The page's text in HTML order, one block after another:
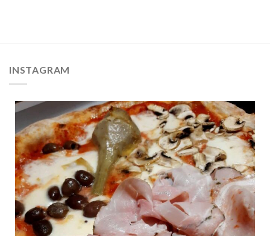
INSTAGRAM